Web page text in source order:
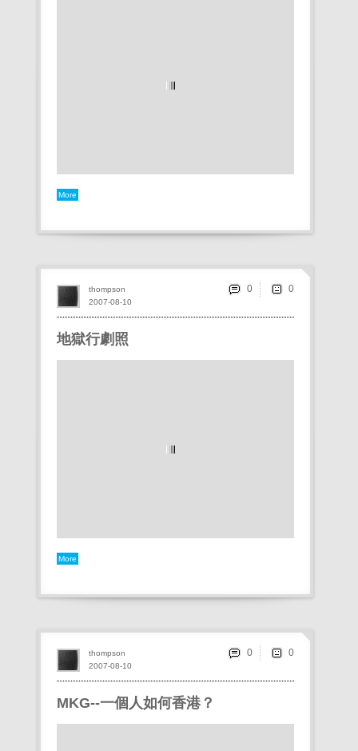
More
地獄行劇照
More
2007-08-10
thompson 0
MKG--一個人如何香港？
2007-08-10
thompson 0